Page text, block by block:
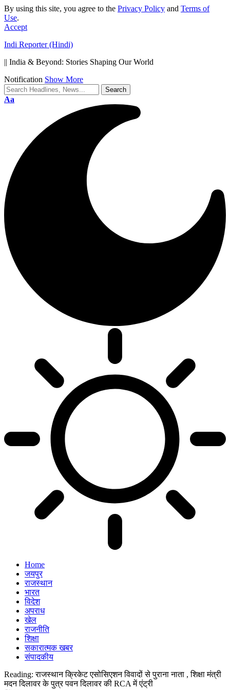
By using this site, you agree to the Privacy Policy and Terms of
Use.
Accept
Indi Reporter (Hindi)
|| India & Beyond: Stories Shaping Our World
Notification Show More
Font
Aa
Home
जयपुर
राजस्थान
भारत
विदेश
अपराध
खेल
राजनीति
शिक्षा
सकारात्मक खबर
संपादकीय
Reading: राजस्थान क्रिकेट एसोसिएशन विवादों से पुराना नाता , शिक्षा मंत्री
मदन दिलावर के पुत्र पवन दिलावर की RCA में एंट्री